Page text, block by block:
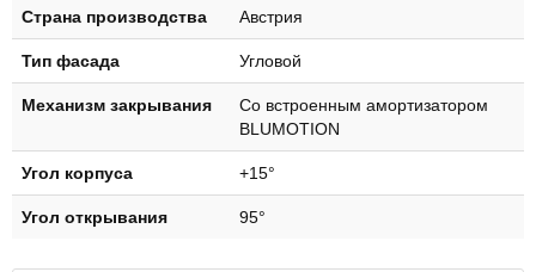
Страна производства Австрия
Тип фасада Угловой
Механизм закрывания
Со встроенным амортизатором
BLUMOTION
Угол корпуса +15°
Угол открывания 95°